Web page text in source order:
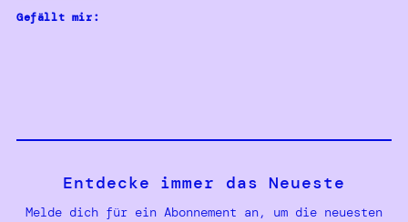
Gefällt mir:
Entdecke immer das Neueste
Melde dich für ein Abonnement an, um die neuesten